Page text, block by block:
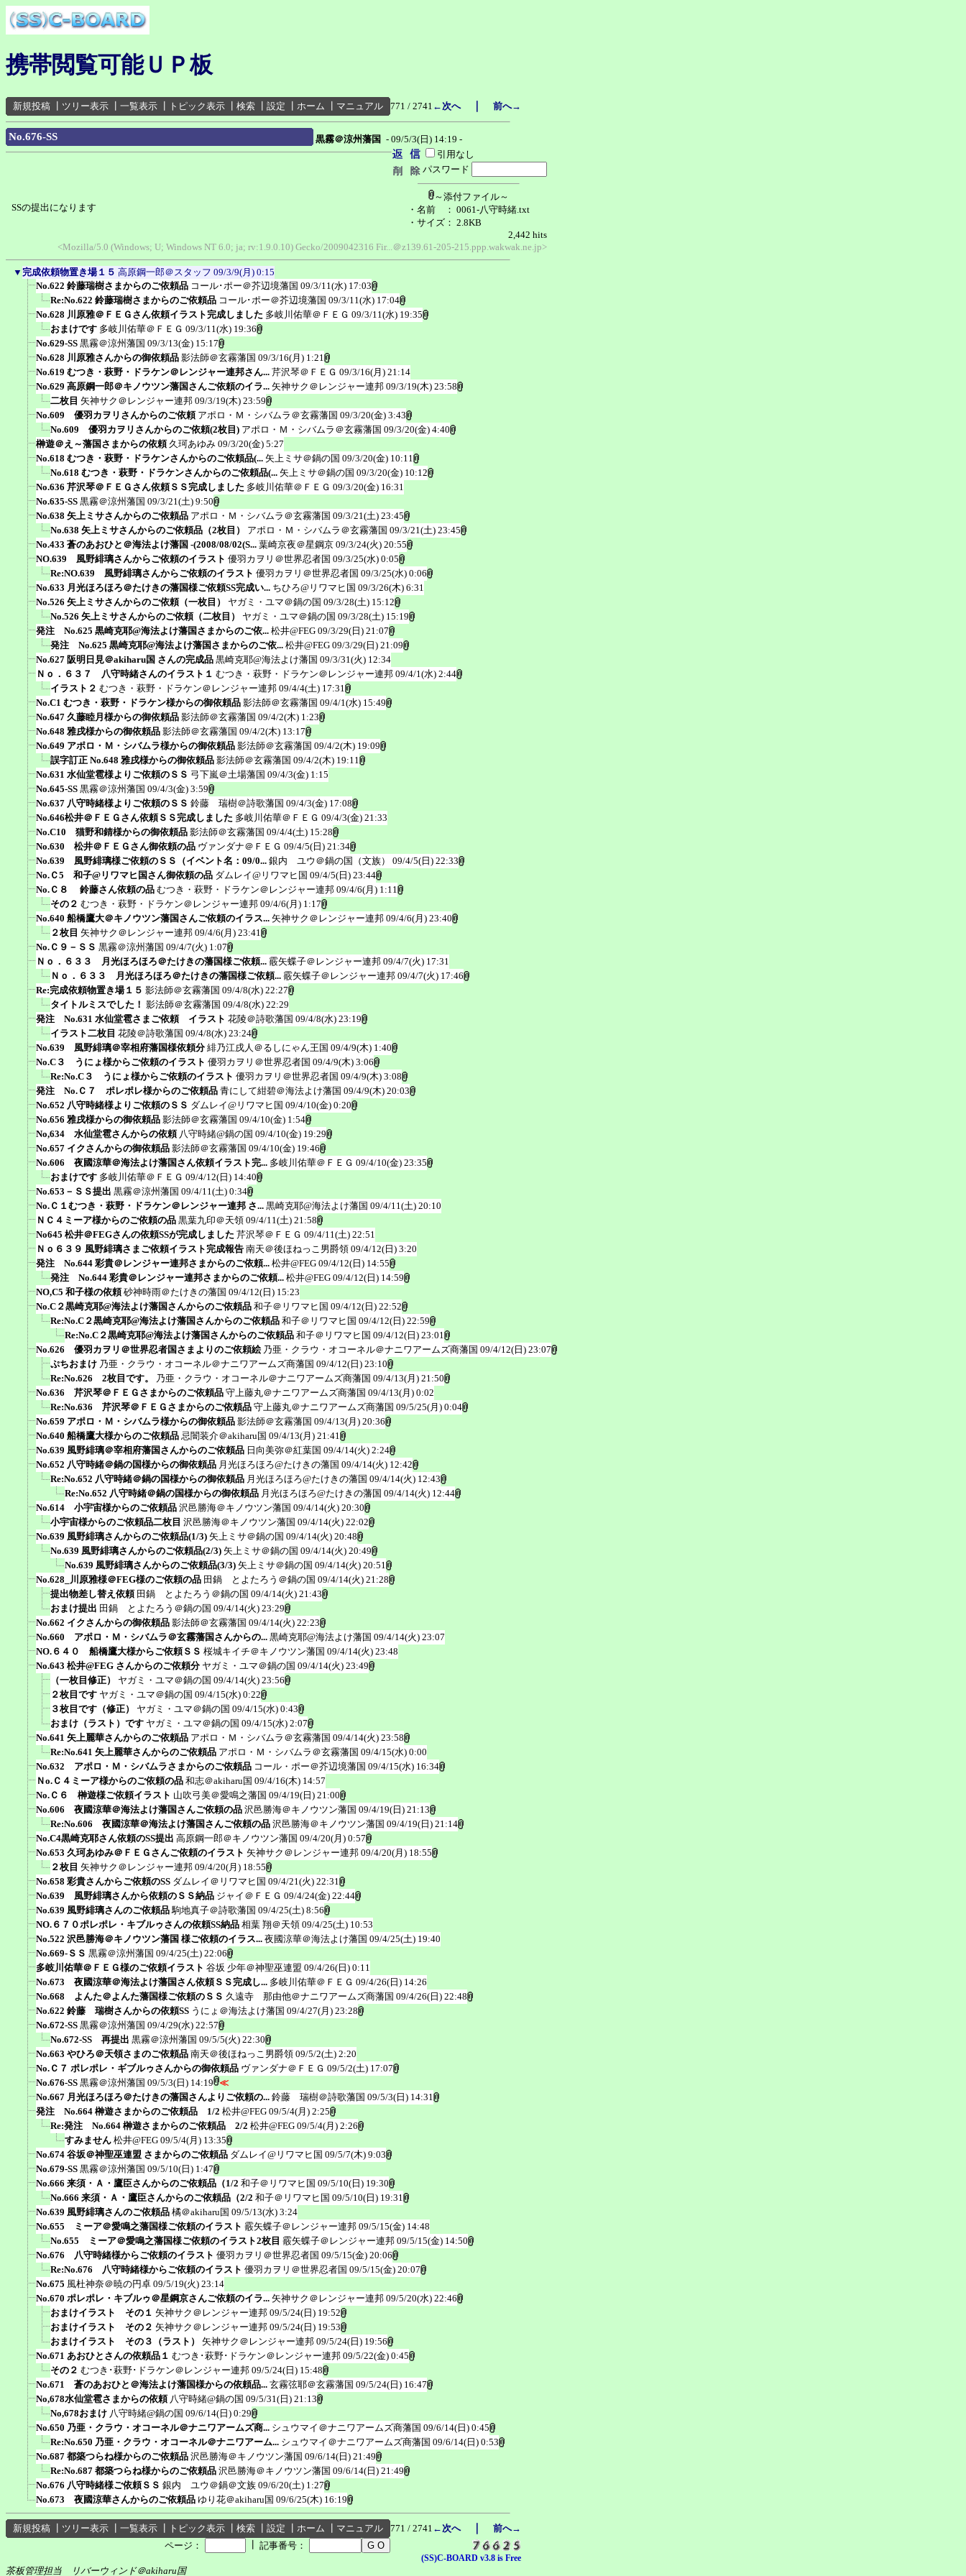
携帯閲覧可能ＵＰ板
新規投稿 ツリー表示 一覧表示 トピック表示 検索 設定 ホーム マニュアル 771 / 2741 ←次へ｜ 前へ→
No.676-SS 黒霧＠涼州藩国 - 09/5/3(日) 14:19 -
引用なし
パスワード
～添付ファイル～
・名前
： 0061-八守時緒.txt
・サイズ ： 2.8KB
SSの提出になります
2,442 hits
<Mozilla/5.0 (Windows; U; Windows NT 6.0; ja; rv:1.9.0.10) Gecko/2009042316 Fir...＠z139.61-205-215.ppp.wakwak.ne.jp>
▼ 完成依頼物置き場１５ 高原鋼一郎＠スタッフ 09/3/9(月) 0:15
No.622 鈴藤瑞樹さまからのご依頼品 コール･ポー＠芥辺境藩国 09/3/11(水) 17:03
Re:No.622 鈴藤瑞樹さまからのご依頼品 コール･ポー＠芥辺境藩国 09/3/11(水) 17:04
No.628 川原雅＠ＦＥＧさん依頼イラスト完成しました 多岐川佑華＠ＦＥＧ 09/3/11(水) 19:35
おまけです 多岐川佑華＠ＦＥＧ 09/3/11(水) 19:36
No.629-SS 黒霧＠涼州藩国 09/3/13(金) 15:17
No.628 川原雅さんからの御依頼品 影法師＠玄霧藩国 09/3/16(月) 1:21
No.619 むつき・萩野・ドラケン＠レンジャー連邦さん... 芹沢琴＠ＦＥＧ 09/3/16(月) 21:14
No.629 高原鋼一郎＠キノウツン藩国さんご依頼のイラ... 矢神サク＠レンジャー連邦 09/3/19(木) 23:58
二枚目 矢神サク＠レンジャー連邦 09/3/19(木) 23:59
No.609 優羽カヲリさんからのご依頼 アポロ・Ｍ・シバムラ＠玄霧藩国 09/3/20(金) 3:43
No.609 優羽カヲリさんからのご依頼(2枚目) アポロ・Ｍ・シバムラ＠玄霧藩国 09/3/20(金) 4:40
榊遊＠え～藩国さまからの依頼 久珂あゆみ 09/3/20(金) 5:27
No.618 むつき・萩野・ドラケンさんからのご依頼品(... 矢上ミサ＠鍋の国 09/3/20(金) 10:11
No.618 むつき・萩野・ドラケンさんからのご依頼品(... 矢上ミサ＠鍋の国 09/3/20(金) 10:12
No.636 芹沢琴＠ＦＥＧさん依頼ＳＳ完成しました 多岐川佑華＠ＦＥＧ 09/3/20(金) 16:31
No.635-SS 黒霧＠涼州藩国 09/3/21(土) 9:50
No.638 矢上ミサさんからのご依頼品 アポロ・Ｍ・シバムラ＠玄霧藩国 09/3/21(土) 23:45
No.638 矢上ミサさんからのご依頼品（2枚目）
アポロ・Ｍ・シバムラ＠玄霧藩国 09/3/21(土) 23:45
No.433 蒼のあおひと＠海法よけ藩国 -(2008/08/02(S... 葉崎京夜＠星鋼京 09/3/24(火) 20:55
NO.639 風野緋璃さんからご依頼のイラスト 優羽カヲリ＠世界忍者国 09/3/25(水) 0:05
Re:NO.639 風野緋璃さんからご依頼のイラスト 優羽カヲリ＠世界忍者国 09/3/25(水) 0:06
No.633 月光ほろほろ＠たけきの藩国様ご依頼SS完成い... ちひろ@リワマヒ国 09/3/26(木) 6:31
No.526 矢上ミサさんからのご依頼（一枚目）
ヤガミ・ユマ＠鍋の国 09/3/28(土) 15:12
No.526 矢上ミサさんからのご依頼（二枚目）
ヤガミ・ユマ＠鍋の国 09/3/28(土) 15:19
発注 No.625 黒崎克耶@海法よけ藩国さまからのご依... 松井@FEG 09/3/29(日) 21:07
発注 No.625 黒崎克耶@海法よけ藩国さまからのご依... 松井@FEG 09/3/29(日) 21:09
No.627 阪明日見＠akiharu国 さんの完成品 黒崎克耶@海法よけ藩国 09/3/31(火) 12:34
Ｎｏ．６３７ 八守時緒さんのイラスト１ むつき・萩野・ドラケン＠レンジャー連邦 09/4/1(水) 2:44
イラスト２ むつき・萩野・ドラケン＠レンジャー連邦 09/4/4(土) 17:31
No.C1 むつき・萩野・ドラケン様からの御依頼品 影法師＠玄霧藩国 09/4/1(水) 15:49
No.647 久藤睦月様からの御依頼品 影法師＠玄霧藩国 09/4/2(木) 1:23
No.648 雅戌様からの御依頼品 影法師＠玄霧藩国 09/4/2(木) 13:17
No.649 アポロ・Ｍ・シバムラ様からの御依頼品 影法師＠玄霧藩国 09/4/2(木) 19:09
誤字訂正 No.648 雅戌様からの御依頼品 影法師＠玄霧藩国 09/4/2(木) 19:11
No.631 水仙堂雹様よりご依頼のＳＳ 弓下嵐＠土場藩国 09/4/3(金) 1:15
No.645-SS 黒霧＠涼州藩国 09/4/3(金) 3:59
No.637 八守時緒様よりご依頼のＳＳ 鈴藤 瑞樹＠詩歌藩国 09/4/3(金) 17:08
No.646松井＠ＦＥＧさん依頼ＳＳ完成しました 多岐川佑華＠ＦＥＧ 09/4/3(金) 21:33
No.C10 猫野和錆様からの御依頼品 影法師＠玄霧藩国 09/4/4(土) 15:28
No.630 松井＠ＦＥＧさん御依頼の品 ヴァンダナ＠ＦＥＧ 09/4/5(日) 21:34
No.639 風野緋璃様ご依頼のＳＳ（イベント名：09/0... 銀内 ユウ＠鍋の国（文族）
09/4/5(日) 22:33
No.Ｃ5 和子@リワマヒ国さん御依頼の品 ダムレイ@リワマヒ国 09/4/5(日) 23:44
No.Ｃ８ 鈴藤さん依頼の品 むつき・萩野・ドラケン＠レンジャー連邦 09/4/6(月) 1:11
その２ むつき・萩野・ドラケン＠レンジャー連邦 09/4/6(月) 1:17
No.640 船橋鷹大＠キノウツン藩国さんご依頼のイラス... 矢神サク＠レンジャー連邦 09/4/6(月) 23:40
２枚目 矢神サク＠レンジャー連邦 09/4/6(月) 23:41
No.Ｃ９－ＳＳ 黒霧＠涼州藩国 09/4/7(火) 1:07
Ｎｏ．６３３ 月光ほろほろ＠たけきの藩国様ご依頼... 霰矢蝶子＠レンジャー連邦 09/4/7(火) 17:31
Ｎｏ．６３３ 月光ほろほろ＠たけきの藩国様ご依頼... 霰矢蝶子＠レンジャー連邦 09/4/7(火) 17:46
Re:完成依頼物置き場１５ 影法師＠玄霧藩国 09/4/8(水) 22:27
タイトルミスでした！ 影法師＠玄霧藩国 09/4/8(水) 22:29
発注 No.631 水仙堂雹さまご依頼 イラスト 花陵＠詩歌藩国 09/4/8(水) 23:19
イラスト二枚目 花陵＠詩歌藩国 09/4/8(水) 23:24
No.639 風野緋璃＠宰相府藩国様依頼分 緋乃江戌人＠るしにゃん王国 09/4/9(木) 1:40
No.C３ うにょ様からご依頼のイラスト 優羽カヲリ＠世界忍者国 09/4/9(木) 3:06
Re:No.C３ うにょ様からご依頼のイラスト 優羽カヲリ＠世界忍者国 09/4/9(木) 3:08
発注 No.Ｃ７ ポレポレ様からのご依頼品 青にして紺碧＠海法よけ藩国 09/4/9(木) 20:03
No.652 八守時緒様よりご依頼のＳＳ ダムレイ@リワマヒ国 09/4/10(金) 0:20
No.656 雅戌様からの御依頼品 影法師＠玄霧藩国 09/4/10(金) 1:54
No,634 水仙堂雹さんからの依頼 八守時緒@鍋の国 09/4/10(金) 19:29
No.657 イクさんからの御依頼品 影法師＠玄霧藩国 09/4/10(金) 19:46
No.606 夜國涼華＠海法よけ藩国さん依頼イラスト完... 多岐川佑華＠ＦＥＧ 09/4/10(金) 23:35
おまけです 多岐川佑華＠ＦＥＧ 09/4/12(日) 14:40
No.653－ＳＳ提出 黒霧＠涼州藩国 09/4/11(土) 0:34
No.Ｃ１むつき・萩野・ドラケン＠レンジャー連邦 さ... 黒崎克耶@海法よけ藩国 09/4/11(土) 20:10
ＮＣ４ミーア様からのご依頼の品 黒葉九印＠天領 09/4/11(土) 21:58
No645 松井＠FEGさんの依頼SSが完成しました 芹沢琴＠ＦＥＧ 09/4/11(土) 22:51
Ｎｏ６３９ 風野緋璃さまご依頼イラスト完成報告 南天＠後ほねっこ男爵領 09/4/12(日) 3:20
発注 No.644 彩貴＠レンジャー連邦さまからのご依頼... 松井@FEG 09/4/12(日) 14:55
発注 No.644 彩貴＠レンジャー連邦さまからのご依頼... 松井@FEG 09/4/12(日) 14:59
NO,C5 和子様の依頼 砂神時雨＠たけきの藩国 09/4/12(日) 15:23
No.C２黒崎克耶@海法よけ藩国さんからのご依頼品 和子＠リワマヒ国 09/4/12(日) 22:52
Re:No.C２黒崎克耶@海法よけ藩国さんからのご依頼品 和子＠リワマヒ国 09/4/12(日) 22:59
Re:No.C２黒崎克耶@海法よけ藩国さんからのご依頼品 和子＠リワマヒ国 09/4/12(日) 23:01
No.626 優羽カヲリ＠世界忍者国さまよりのご依頼絵 乃亜・クラウ・オコーネル＠ナニワアームズ商藩国 09/4/12(日) 23:07
ぷちおまけ 乃亜・クラウ・オコーネル＠ナニワアームズ商藩国 09/4/12(日) 23:10
Re:No.626 2枚目です。
乃亜・クラウ・オコーネル＠ナニワアームズ商藩国 09/4/13(月) 21:50
No.636 芹沢琴＠ＦＥＧさまからのご依頼品 守上藤丸＠ナニワアームズ商藩国 09/4/13(月) 0:02
Re:No.636 芹沢琴＠ＦＥＧさまからのご依頼品 守上藤丸＠ナニワアームズ商藩国 09/5/25(月) 0:04
No.659 アポロ・Ｍ・シバムラ様からの御依頼品 影法師＠玄霧藩国 09/4/13(月) 20:36
No.640 船橋鷹大様からのご依頼品 忌闇装介＠akiharu国 09/4/13(月) 21:41
No.639 風野緋璃＠宰相府藩国さんからのご依頼品 日向美弥＠紅葉国 09/4/14(火) 2:24
No.652 八守時緒＠鍋の国様からの御依頼品 月光ほろほろ@たけきの藩国 09/4/14(火) 12:42
Re:No.652 八守時緒＠鍋の国様からの御依頼品 月光ほろほろ@たけきの藩国 09/4/14(火) 12:43
Re:No.652 八守時緒＠鍋の国様からの御依頼品 月光ほろほろ@たけきの藩国 09/4/14(火) 12:44
No.614 小宇宙様からのご依頼品 沢邑勝海＠キノウツン藩国 09/4/14(火) 20:30
小宇宙様からのご依頼品二枚目 沢邑勝海＠キノウツン藩国 09/4/14(火) 22:02
No.639 風野緋璃さんからのご依頼品(1/3) 矢上ミサ＠鍋の国 09/4/14(火) 20:48
No.639 風野緋璃さんからのご依頼品(2/3) 矢上ミサ＠鍋の国 09/4/14(火) 20:49
No.639 風野緋璃さんからのご依頼品(3/3) 矢上ミサ＠鍋の国 09/4/14(火) 20:51
No.628_川原雅様＠FEG様のご依頼の品 田鍋 とよたろう＠鍋の国 09/4/14(火) 21:28
提出物差し替え依頼 田鍋 とよたろう＠鍋の国 09/4/14(火) 21:43
おまけ提出 田鍋 とよたろう＠鍋の国 09/4/14(火) 23:29
No.662 イクさんからの御依頼品 影法師＠玄霧藩国 09/4/14(火) 22:23
No.660 アポロ・Ｍ・シバムラ＠玄霧藩国さんからの... 黒崎克耶@海法よけ藩国 09/4/14(火) 23:07
NO.６４０ 船橋鷹大様からご依頼ＳＳ 桜城キイチ＠キノウツン藩国 09/4/14(火) 23:48
No.643 松井@FEG さんからのご依頼分 ヤガミ・ユマ＠鍋の国 09/4/14(火) 23:49
（一枚目修正）
ヤガミ・ユマ＠鍋の国 09/4/14(火) 23:56
２枚目です ヤガミ・ユマ＠鍋の国 09/4/15(水) 0:22
３枚目です（修正）
ヤガミ・ユマ＠鍋の国 09/4/15(水) 0:43
おまけ（ラスト）です ヤガミ・ユマ＠鍋の国 09/4/15(水) 2:07
No.641 矢上麗華さんからのご依頼品 アポロ・Ｍ・シバムラ＠玄霧藩国 09/4/14(火) 23:58
Re:No.641 矢上麗華さんからのご依頼品 アポロ・Ｍ・シバムラ＠玄霧藩国 09/4/15(水) 0:00
No.632 アポロ・Ｍ・シバムラさまからのご依頼品 コール・ポー＠芥辺境藩国 09/4/15(水) 16:34
Ｎo.Ｃ４ミーア様からのご依頼の品 和志＠akiharu国 09/4/16(木) 14:57
No.Ｃ６ 榊遊様ご依頼イラスト 山吹弓美＠愛鳴之藩国 09/4/19(日) 21:00
No.606 夜國涼華＠海法よけ藩国さんご依頼の品 沢邑勝海＠キノウツン藩国 09/4/19(日) 21:13
Re:No.606 夜國涼華＠海法よけ藩国さんご依頼の品 沢邑勝海＠キノウツン藩国 09/4/19(日) 21:14
No.C4黒崎克耶さん依頼のSS提出 高原鋼一郎＠キノウツン藩国 09/4/20(月) 0:57
No.653 久珂あゆみ＠ＦＥＧさんご依頼のイラスト 矢神サク＠レンジャー連邦 09/4/20(月) 18:55
２枚目 矢神サク＠レンジャー連邦 09/4/20(月) 18:55
No.658 彩貴さんからご依頼のSS ダムレイ＠リワマヒ国 09/4/21(火) 22:31
No.639 風野緋璃さんから依頼のＳＳ納品 ジャイ＠ＦＥＧ 09/4/24(金) 22:44
No.639 風野緋璃さんのご依頼品 駒地真子＠詩歌藩国 09/4/25(土) 8:56
NO.６７０ポレポレ・キブルゥさんの依頼SS納品 相葉 翔＠天領 09/4/25(土) 10:53
No.522 沢邑勝海＠キノウツン藩国 様ご依頼のイラス... 夜國涼華＠海法よけ藩国 09/4/25(土) 19:40
No.669-ＳＳ 黒霧＠涼州藩国 09/4/25(土) 22:06
多岐川佑華＠ＦＥＧ様のご依頼イラスト 谷坂 少年＠神聖巫連盟 09/4/26(日) 0:11
No.673 夜國涼華＠海法よけ藩国さん依頼ＳＳ完成し... 多岐川佑華＠ＦＥＧ 09/4/26(日) 14:26
No.668 よんた＠よんた藩国様ご依頼のＳＳ 久遠寺 那由他＠ナニワアームズ商藩国 09/4/26(日) 22:48
No.622 鈴藤 瑞樹さんからの依頼SS うにょ＠海法よけ藩国 09/4/27(月) 23:28
No.672-SS 黒霧＠涼州藩国 09/4/29(水) 22:57
No.672-SS 再提出 黒霧＠涼州藩国 09/5/5(火) 22:30
No.663 やひろ＠天領さまのご依頼品 南天＠後ほねっこ男爵領 09/5/2(土) 2:20
No.Ｃ７ ポレポレ・ギブルゥさんからの御依頼品 ヴァンダナ＠ＦＥＧ 09/5/2(土) 17:07
No.676-SS 黒霧＠涼州藩国 09/5/3(日) 14:19 ≪
No.667 月光ほろほろ＠たけきの藩国さんよりご依頼の... 鈴藤 瑞樹＠詩歌藩国 09/5/3(日) 14:31
発注 No.664 榊遊さまからのご依頼品 1/2 松井@FEG 09/5/4(月) 2:25
Re:発注 No.664 榊遊さまからのご依頼品 2/2 松井@FEG 09/5/4(月) 2:26
すみません 松井@FEG 09/5/4(月) 13:35
No.674 谷坂＠神聖巫連盟 さまからのご依頼品 ダムレイ@リワマヒ国 09/5/7(木) 9:03
No.679-SS 黒霧＠涼州藩国 09/5/10(日) 1:47
No.666 来須・Ａ・鷹臣さんからのご依頼品（1/2 和子＠リワマヒ国 09/5/10(日) 19:30
No.666 来須・Ａ・鷹臣さんからのご依頼品（2/2 和子＠リワマヒ国 09/5/10(日) 19:31
No.639 風野緋璃さんのご依頼品 橘＠akiharu国 09/5/13(水) 3:24
No.655 ミーア＠愛鳴之藩国様ご依頼のイラスト 霰矢蝶子＠レンジャー連邦 09/5/15(金) 14:48
No.655 ミーア＠愛鳴之藩国様ご依頼のイラスト2枚目 霰矢蝶子＠レンジャー連邦 09/5/15(金) 14:50
No.676 八守時緒様からご依頼のイラスト 優羽カヲリ＠世界忍者国 09/5/15(金) 20:06
Re:No.676 八守時緒様からご依頼のイラスト 優羽カヲリ＠世界忍者国 09/5/15(金) 20:07
No.675 風杜神奈＠暁の円卓 09/5/19(火) 23:14
No.670 ポレポレ・キブルゥ＠星鋼京さんご依頼のイラ... 矢神サク＠レンジャー連邦 09/5/20(水) 22:46
おまけイラスト その１ 矢神サク＠レンジャー連邦 09/5/24(日) 19:52
おまけイラスト その２ 矢神サク＠レンジャー連邦 09/5/24(日) 19:53
おまけイラスト その３（ラスト）
矢神サク＠レンジャー連邦 09/5/24(日) 19:56
No.671 あおひとさんの依頼品１ むつき･萩野･ドラケン＠レンジャー連邦 09/5/22(金) 0:45
その２ むつき･萩野･ドラケン＠レンジャー連邦 09/5/24(日) 15:48
No.671 蒼のあおひと＠海法よけ藩国様からの依頼品... 玄霧弦耶＠玄霧藩国 09/5/24(日) 16:47
No,678水仙堂雹さまからの依頼 八守時緒@鍋の国 09/5/31(日) 21:13
No,678おまけ 八守時緒@鍋の国 09/6/14(日) 0:29
No.650 乃亜・クラウ・オコーネル＠ナニワアームズ商... シュウマイ＠ナニワアームズ商藩国 09/6/14(日) 0:45
Re:No.650 乃亜・クラウ・オコーネル＠ナニワアーム... シュウマイ＠ナニワアームズ商藩国 09/6/14(日) 0:53
No.687 都築つらね様からのご依頼品 沢邑勝海＠キノウツン藩国 09/6/14(日) 21:49
Re:No.687 都築つらね様からのご依頼品 沢邑勝海＠キノウツン藩国 09/6/14(日) 21:49
No.676 八守時緒様ご依頼ＳＳ 銀内 ユウ＠鍋＠文族 09/6/20(土) 1:27
No.673 夜國涼華さんからのご依頼品 ゆり花＠akiharu国 09/6/25(木) 16:19
新規投稿 ツリー表示 一覧表示 トピック表示 検索 設定 ホーム マニュアル 771 / 2741 ←次へ｜ 前へ→
ページ：
記事番号：
(SS)C-BOARD v3.8 is Free
茶板管理担当 リバーウィンド＠akiharu国